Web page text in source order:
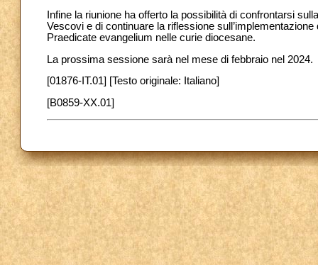
Infine la riunione ha offerto la possibilità di confrontarsi
Vescovi e di continuare la riflessione
Praedicate evangelium nelle curie diocesane.
La prossima sessione sarà nel mese di febbraio nel 2024.
[01876-IT.01] [Testo originale: Italiano]
[B0859-XX.01]